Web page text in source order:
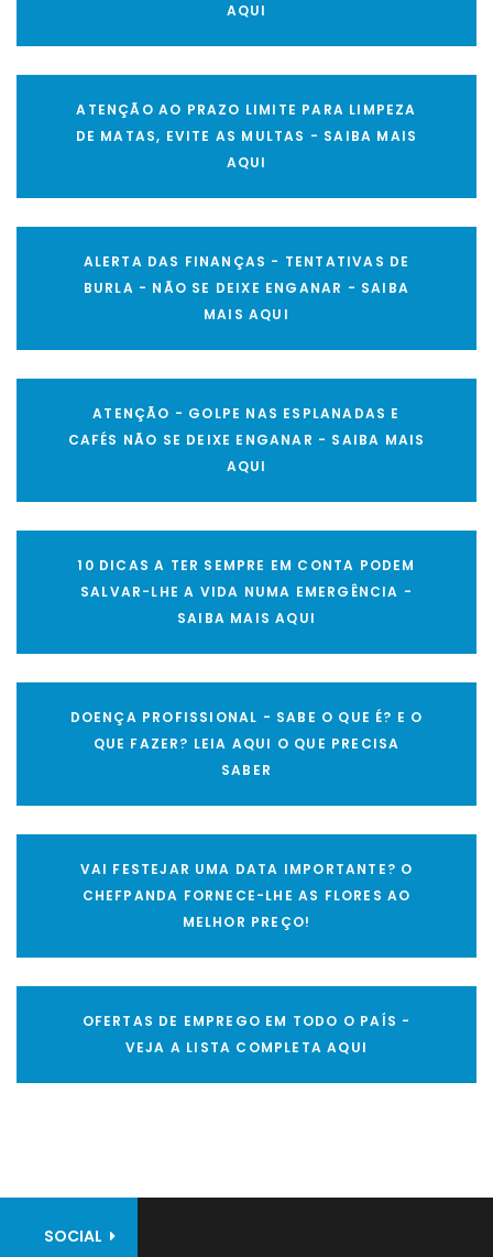
AQUI
ATENÇÃO AO PRAZO LIMITE PARA LIMPEZA
DE MATAS, EVITE AS MULTAS - SAIBA MAIS
AQUI
ALERTA DAS FINANÇAS - TENTATIVAS DE
BURLA - NÃO SE DEIXE ENGANAR - SAIBA
MAIS AQUI
ATENÇÃO - GOLPE NAS ESPLANADAS E
CAFÉS NÃO SE DEIXE ENGANAR - SAIBA MAIS
AQUI
10 DICAS A TER SEMPRE EM CONTA PODEM
SALVAR-LHE A VIDA NUMA EMERGÊNCIA -
SAIBA MAIS AQUI
DOENÇA PROFISSIONAL - SABE O QUE É? E O
QUE FAZER? LEIA AQUI O QUE PRECISA
SABER
VAI FESTEJAR UMA DATA IMPORTANTE? O
CHEFPANDA FORNECE-LHE AS FLORES AO
MELHOR PREÇO!
OFERTAS DE EMPREGO EM TODO O PAÍS -
VEJA A LISTA COMPLETA AQUI
SOCIAL